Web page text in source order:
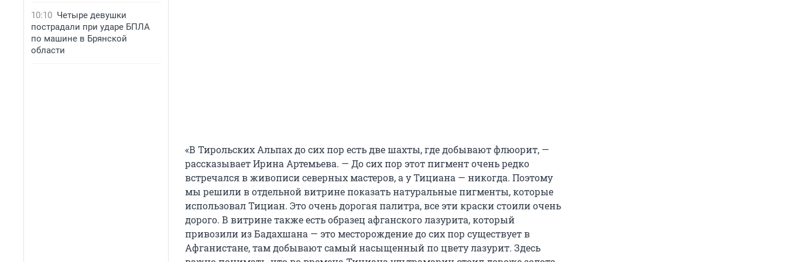
10:10 Четыре девушки
пострадали при ударе БПЛА
по машине в Брянской
области
«В Тирольских Альпах до сих пор есть две шахты, где добывают флюорит, —
рассказывает Ирина Артемьева. — До сих пор этот пигмент очень редко
встречался в живописи северных мастеров, а у Тициана — никогда. Поэтому
мы решили в отдельной витрине показать натуральные пигменты, которые
использовал Тициан. Это очень дорогая палитра, все эти краски стоили очень
дорого. В витрине также есть образец афганского лазурита, который
привозили из Бадахшана — это месторождение до сих пор существует в
Афганистане, там добывают самый насыщенный по цвету лазурит. Здесь